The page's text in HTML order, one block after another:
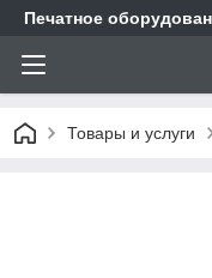
Печатное
Товары и услуги